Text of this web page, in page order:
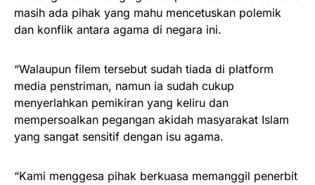
masih ada pihak yang mahu mencetuskan polemik
dan konflik antara agama di negara ini.
“Walaupun filem tersebut sudah tiada di platform
media penstriman, namun ia sudah cukup
menyerlahkan pemikiran yang keliru dan
mempersoalkan pegangan akidah masyarakat Islam
yang sangat sensitif dengan isu agama.
“Kami menggesa pihak berkuasa memanggil penerbit